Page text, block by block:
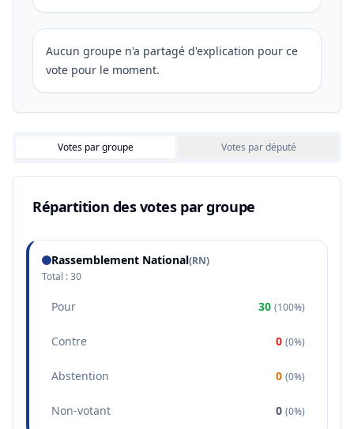
Aucun groupe n'a partagé d'explication pour ce
vote pour le moment.
Votes par groupe Votes par député
Répartition des votes par groupe
Rassemblement National(RN)
Total :30
Pour 30 (100%)
Contre 0 (0%)
Abstention 0 (0%)
Non-votant 0 (0%)